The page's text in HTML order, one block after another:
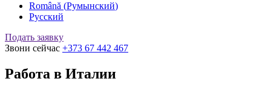
Română (Румынский)
Русский
Подать заявку
Звони сейчас +373 67 442 467
Работа в Италии